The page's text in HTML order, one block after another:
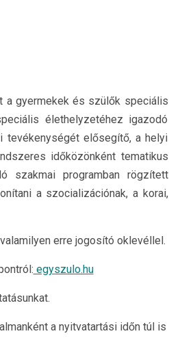
a gyermekek és szülők speciális
élethelyzetéhez igazodó
tevékenységét elősegítő, a helyi
időközönként tematikus
szakmai programban rögzített
a szocializációnak, a korai,
erre jogosító oklevéllel.
egyszulo.hu
a nyitvatartási időn túl is